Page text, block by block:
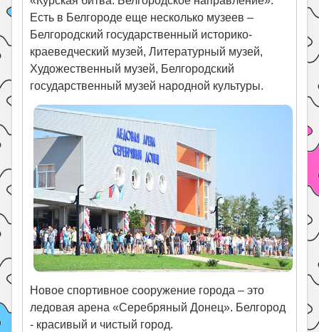
Есть в Белгороде еще несколько музеев –
Белгородский государственный историко-
краеведческий музей, Литературный музей,
Художественный музей, Белгородский
государственный музей народной культуры.
Новое спортивное сооружение города – это
ледовая арена «Серебряный Донец». Белгород
- красивый и чистый город.